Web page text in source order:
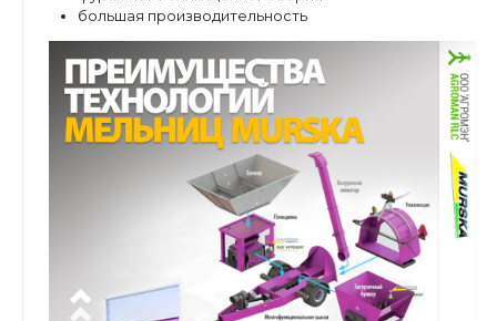
большая производительность